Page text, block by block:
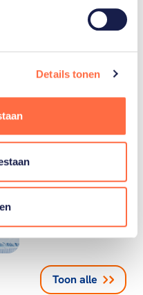
Details tonen
Toon alle